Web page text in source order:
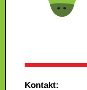
Kontakt: